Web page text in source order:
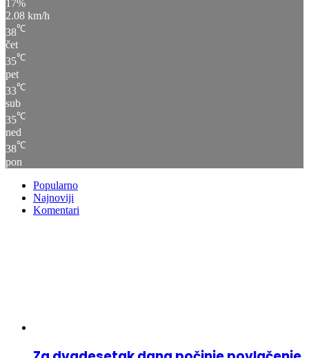
17%
2.08 km/h
38℃
čet
35℃
pet
33℃
sub
35℃
ned
38℃
pon
Popularno
Najnoviji
Komentari